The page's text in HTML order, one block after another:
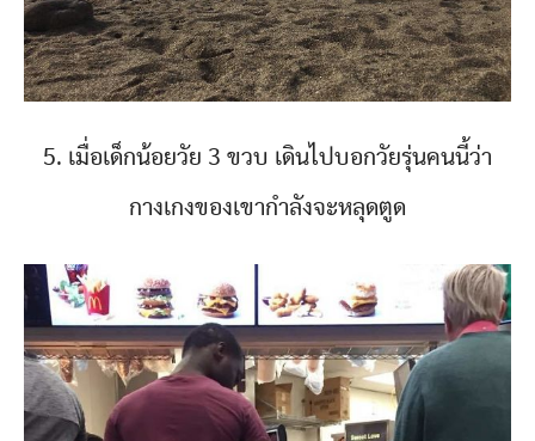
5. เมื่อเด็กน้อยวัย 3 ขวบ เดินไปบอกวัยรุ่นคนนี้ว่า
กางเกงของเขากำลังจะหลุดตูด